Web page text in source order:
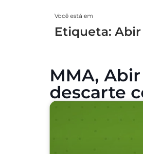
Você está em
Etiqueta: Abir
MMA,
descarte